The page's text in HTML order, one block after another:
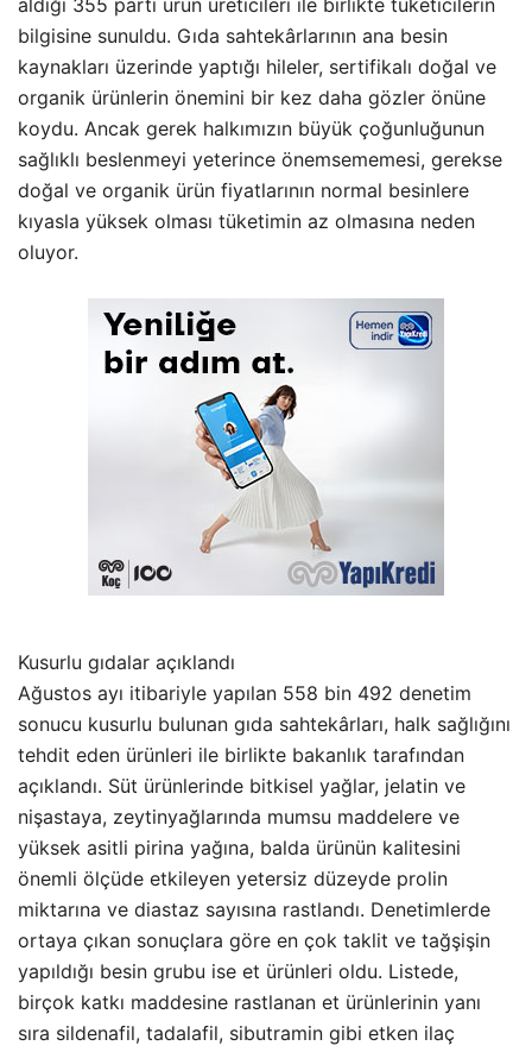
aldığı 355 parti ürün üreticileri ile birlikte tüketicilerin
bilgisine sunuldu. Gıda sahtekârlarının ana besin
kaynakları üzerinde yaptığı hileler, sertifikalı doğal ve
organik ürünlerin önemini bir kez daha gözler önüne
koydu. Ancak gerek halkımızın büyük çoğunluğunun
sağlıklı beslenmeyi yeterince önemsememesi, gerekse
doğal ve organik ürün fiyatlarının normal besinlere
kıyasla yüksek olması tüketimin az olmasına neden
oluyor.
Kusurlu gıdalar açıklandı
Ağustos ayı itibariyle yapılan 558 bin 492 denetim
sonucu kusurlu bulunan gıda sahtekârları, halk sağlığını
tehdit eden ürünleri ile birlikte bakanlık tarafından
açıklandı. Süt ürünlerinde bitkisel yağlar, jelatin ve
nişastaya, zeytinyağlarında mumsu maddelere ve
yüksek asitli pirina yağına, balda ürünün kalitesini
önemli ölçüde etkileyen yetersiz düzeyde prolin
miktarına ve diastaz sayısına rastlandı. Denetimlerde
ortaya çıkan sonuçlara göre en çok taklit ve tağşişin
yapıldığı besin grubu ise et ürünleri oldu. Listede,
birçok katkı maddesine rastlanan et ürünlerinin yanı
sıra sildenafil, tadalafil, sibutramin gibi etken ilaç